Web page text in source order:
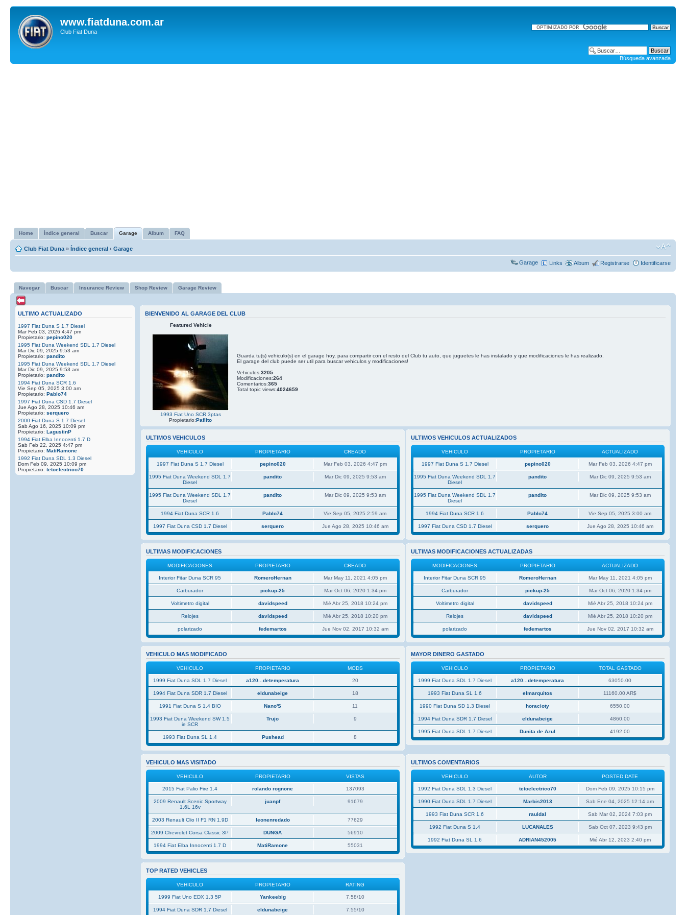
www.fiatduna.com.ar
Club Fiat Duna
Búsqueda avanzada
Home Índice general Buscar Garage Album FAQ
Club Fiat Duna » Índice general ‹ Garage
Garage Links Album Registrarse Identificarse
Navegar Buscar Insurance Review Shop Review Garage Review
ULTIMO ACTUALIZADO
1997 Fiat Duna S 1.7 Diesel
Mar Feb 03, 2026 4:47 pm
Propietario: pepino020
1995 Fiat Duna Weekend SDL 1.7 Diesel
Mar Dic 09, 2025 9:53 am
Propietario: pandito
1995 Fiat Duna Weekend SDL 1.7 Diesel
Mar Dic 09, 2025 9:53 am
Propietario: pandito
1994 Fiat Duna SCR 1.6
Vie Sep 05, 2025 3:00 am
Propietario: Pablo74
1997 Fiat Duna CSD 1.7 Diesel
Jue Ago 28, 2025 10:46 am
Propietario: serquero
2000 Fiat Duna S 1.7 Diesel
Sab Ago 16, 2025 10:09 pm
Propietario: LagustinP
1994 Fiat Elba Innocenti 1.7 D
Sab Feb 22, 2025 4:47 pm
Propietario: MatiRamone
1992 Fiat Duna SDL 1.3 Diesel
Dom Feb 09, 2025 10:09 pm
Propietario: tetoelectrico70
BIENVENIDO AL GARAGE DEL CLUB
Featured Vehicle
1993 Fiat Uno SCR 3ptas
Propietario:Paflito
Guarda tu(s) vehiculo(s) en el garage hoy, para compartir con el resto del Club tu auto, que juguetes le has instalado y que modificaciones le has realizado.
El garage del club puede ser util para buscar vehiculos y modificaciones!
Vehiculos:3205
Modificaciones:264
Comentarios:365
Total topic views:4024659
ULTIMOS VEHICULOS
VEHICULO PROPIETARIO CREADO
1997 Fiat Duna S 1.7 Diesel pepino020 Mar Feb 03, 2026 4:47 pm
1995 Fiat Duna Weekend SDL 1.7
Diesel
pandito Mar Dic 09, 2025 9:53 am
1995 Fiat Duna Weekend SDL 1.7
Diesel
pandito Mar Dic 09, 2025 9:53 am
1994 Fiat Duna SCR 1.6 Pablo74 Vie Sep 05, 2025 2:59 am
1997 Fiat Duna CSD 1.7 Diesel serquero Jue Ago 28, 2025 10:46 am
ULTIMOS VEHICULOS ACTUALIZADOS
VEHICULO PROPIETARIO ACTUALIZADO
1997 Fiat Duna S 1.7 Diesel pepino020 Mar Feb 03, 2026 4:47 pm
1995 Fiat Duna Weekend SDL 1.7
Diesel
pandito Mar Dic 09, 2025 9:53 am
1995 Fiat Duna Weekend SDL 1.7
Diesel
pandito Mar Dic 09, 2025 9:53 am
1994 Fiat Duna SCR 1.6 Pablo74 Vie Sep 05, 2025 3:00 am
1997 Fiat Duna CSD 1.7 Diesel serquero Jue Ago 28, 2025 10:46 am
ULTIMAS MODIFICACIONES
MODIFICACIONES PROPIETARIO CREADO
Interior Fitar Duna SCR 95 RomeroHernan Mar May 11, 2021 4:05 pm
Carburador pickup-25 Mar Oct 06, 2020 1:34 pm
Voltimetro digital davidspeed Mié Abr 25, 2018 10:24 pm
Relojes davidspeed Mié Abr 25, 2018 10:20 pm
polarizado fedemartos Jue Nov 02, 2017 10:32 am
ULTIMAS MODIFICACIONES ACTUALIZADAS
MODIFICACIONES PROPIETARIO ACTUALIZADO
Interior Fitar Duna SCR 95 RomeroHernan Mar May 11, 2021 4:05 pm
Carburador pickup-25 Mar Oct 06, 2020 1:34 pm
Voltimetro digital davidspeed Mié Abr 25, 2018 10:24 pm
Relojes davidspeed Mié Abr 25, 2018 10:20 pm
polarizado fedemartos Jue Nov 02, 2017 10:32 am
VEHICULO MAS MODIFICADO
VEHICULO PROPIETARIO MODS
1999 Fiat Duna SDL 1.7 Diesel a120...detemperatura 20
1994 Fiat Duna SDR 1.7 Diesel eldunabeige 18
1991 Fiat Duna S 1.4 BIO Nano'S 11
1993 Fiat Duna Weekend SW 1.5
ie SCR
Trujo 9
1993 Fiat Duna SL 1.4 Pushead 8
MAYOR DINERO GASTADO
VEHICULO PROPIETARIO TOTAL GASTADO
1999 Fiat Duna SDL 1.7 Diesel a120...detemperatura 63050.00
1993 Fiat Duna SL 1.6 elmarquitos 11160.00 AR$
1990 Fiat Duna SD 1.3 Diesel horacioty 6550.00
1994 Fiat Duna SDR 1.7 Diesel eldunabeige 4860.00
1995 Fiat Duna SDL 1.7 Diesel Dunita de Azul 4192.00
VEHICULO MAS VISITADO
VEHICULO PROPIETARIO VISTAS
2015 Fiat Palio Fire 1.4 rolando rognone 137093
2009 Renault Scenic Sportway
1.6L 16v
juanpf 91679
2003 Renault Clio II F1 RN 1.9D leonenredado 77629
2009 Chevrolet Corsa Classic 3P DUNGA 56910
1994 Fiat Elba Innocenti 1.7 D MatiRamone 55031
ULTIMOS COMENTARIOS
VEHICULO AUTOR POSTED DATE
1992 Fiat Duna SDL 1.3 Diesel tetoelectrico70 Dom Feb 09, 2025 10:15 pm
1990 Fiat Duna SDL 1.7 Diesel Marbis2013 Sab Ene 04, 2025 12:14 am
1993 Fiat Duna SCR 1.6 rauldal Sab Mar 02, 2024 7:03 pm
1992 Fiat Duna S 1.4 LUCANALES Sab Oct 07, 2023 9:43 pm
1992 Fiat Duna SL 1.6 ADRIAN452005 Mié Abr 12, 2023 2:40 pm
TOP RATED VEHICLES
VEHICULO PROPIETARIO RATING
1999 Fiat Uno EDX 1.3 5P Yankeebig 7.58/10
1994 Fiat Duna SDR 1.7 Diesel eldunabeige 7.55/10